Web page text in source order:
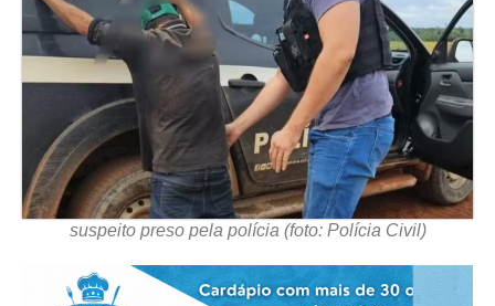
suspeito preso pela polícia (foto: Polícia Civil)